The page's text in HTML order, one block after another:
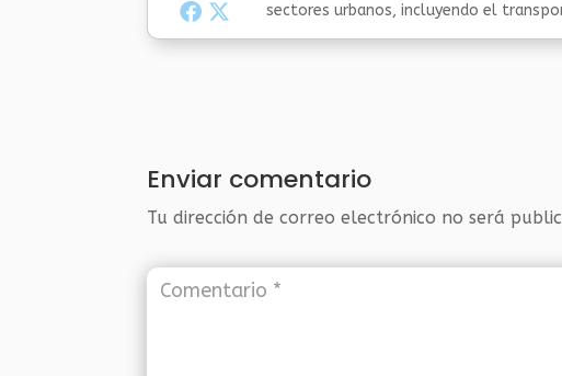
sectores urbanos, incluyendo el
Enviar comentario
Tu dirección de correo electrónico no será